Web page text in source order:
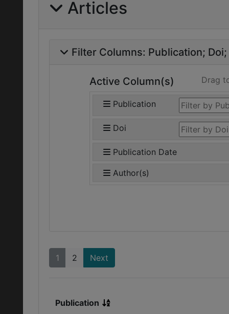
Articles
Filter Columns: Publication Doi
Active Column(s) Drag
Publication
Doi
Publication Date
Author(s)
1 2 Next
Publication